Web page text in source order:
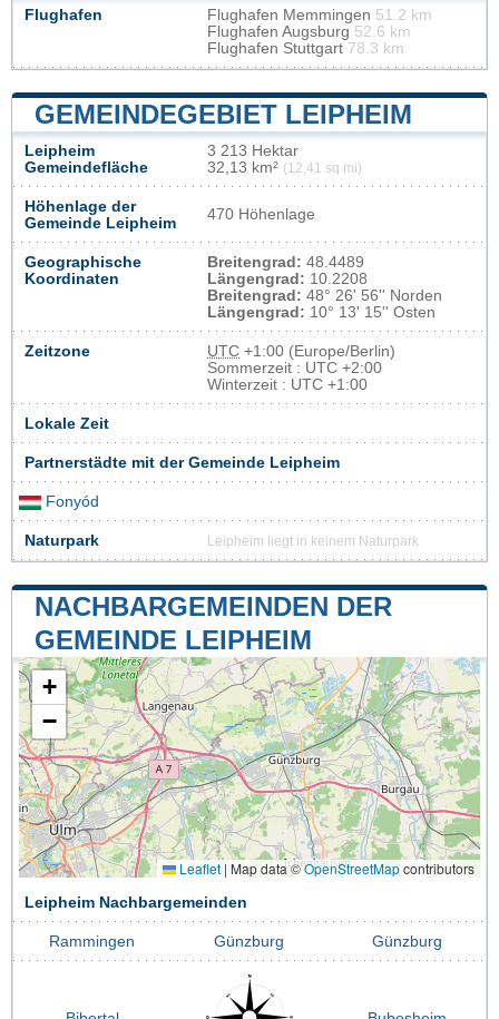
Flughafen Flughafen Memmingen 51.2 km
Flughafen Augsburg 52.6 km
Flughafen Stuttgart 78.3 km
GEMEINDEGEBIET LEIPHEIM
Leipheim
Gemeindefläche
3 213 Hektar
32,13 km² (12,41 sq mi)
Höhenlage der
Gemeinde Leipheim
470 Höhenlage
Geographische
Koordinaten
Breitengrad: 48.4489
Längengrad: 10.2208
Breitengrad: 48° 26' 56'' Norden
Längengrad: 10° 13' 15'' Osten
Zeitzone UTC +1:00 (Europe/Berlin)
Sommerzeit : UTC +2:00
Winterzeit : UTC +1:00
Lokale Zeit
Partnerstädte mit der Gemeinde Leipheim
Fonyód
Naturpark Leipheim liegt in keinem Naturpark
NACHBARGEMEINDEN DER
GEMEINDE LEIPHEIM
+
−
Leaflet | Map data ©OpenStreetMapcontributors
Leipheim Nachbargemeinden
Rammingen Günzburg Günzburg